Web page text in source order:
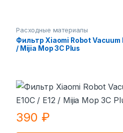
Расходные материалы
Фильтр Xiaomi Robot Vacuum
/ Mijia Mop 3С Рlus
390 ₽